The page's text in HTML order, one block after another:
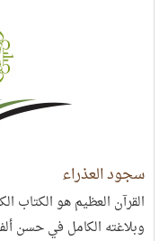
سجود العذراء
القرآن العظيم هو الكتاب
وبلاغته الكامل في حسن